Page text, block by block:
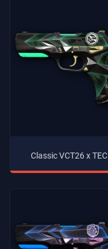
Classic VCT26 x TEC